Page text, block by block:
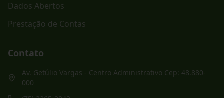
Dados Abertos
Prestação de Contas
Contato
Av. Getúlio Vargas - Centro Administrativo Cep: 48.880-
000